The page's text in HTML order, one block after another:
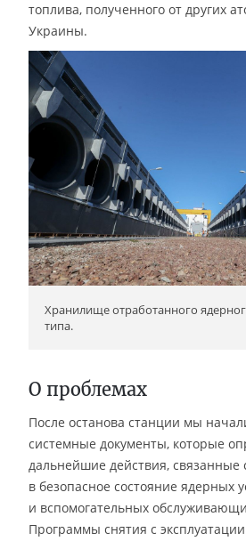
топлива, полученного от других
Украины.
Хранилище отработанного
типа.
О проблемах
После останова станции мы
системные документы, которые
дальнейшие действия, связанные
в безопасное состояние ядерных
и вспомогательных
Программы снятия с